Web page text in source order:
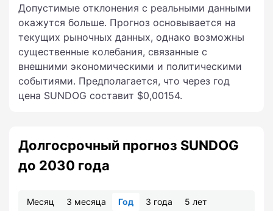
Допустимые отклонения с реальными данными
окажутся больше. Прогноз основывается на
текущих рыночных данных, однако возможны
существенные колебания, связанные с
внешними экономическими и политическими
событиями. Предполагается, что через год
цена SUNDOG составит $0,00154.
Долгосрочный прогноз SUNDOG
до 2030 года
Месяц 3 месяца Год 3 года 5 лет